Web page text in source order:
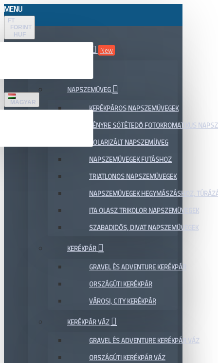
MENU
FT
FORINT
HUF
MAGYAR
New
NAPSZEMÜVEG
KERÉKPÁROS NAPSZEMÜVEGEK
FÉNYRE SÖTÉTEDŐ FOTOKROMATIKUS
POLARIZÁLT NAPSZEMÜVEG
NAPSZEMÜVEGEK FUTÁSHOZ
TRIATLONOS NAPSZEMÜVEGEK
NAPSZEMÜVEGEK HEGYMÁSZÁSHOZ,
ITA OLASZ TRIKOLOR NAPSZEMÜVEGEK
SZABADIDŐS, DIVAT NAPSZEMÜVEGEK
KERÉKPÁR
GRAVEL ÉS ADVENTURE KERÉKPÁR
ORSZÁGÚTI KERÉKPÁR
VÁROSI, CITY KERÉKPÁR
KERÉKPÁR VÁZ
GRAVEL ÉS ADVENTURE KERÉKPÁR VÁZ
ORSZÁGÚTI KERÉKPÁR VÁZ